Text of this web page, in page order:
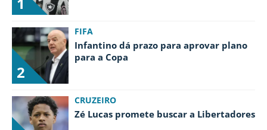
2
FIFA
Infantino dá prazo para aprovar plano
para a Copa
CRUZEIRO
Zé Lucas promete buscar a Libertadores